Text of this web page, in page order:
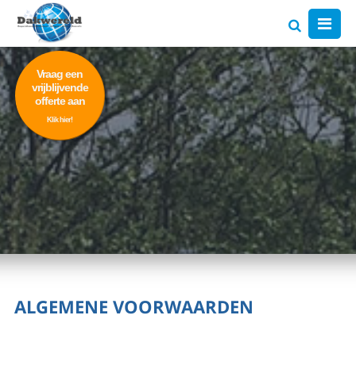
Vraag een
vrijblijvende
offerte aan
Klik hier!
ALGEMENE VOORWAARDEN